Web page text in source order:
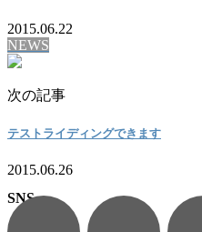
2015.06.22
NEWS
次の記事
テストライディングできます
2015.06.26
SNS